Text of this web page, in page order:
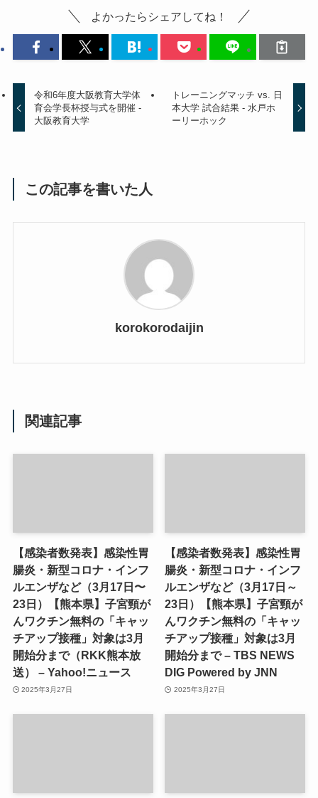
よかったらシェアしてね！
令和6年度大阪教育大学体
育会学長杯授与式を開催 -
大阪教育大学
トレーニングマッチ vs. 日
本大学 試合結果 - 水戸ホ
ーリーホック
この記事を書いた人
korokorodaijin
関連記事
【感染者数発表】感染性胃
腸炎・新型コロナ・インフ
ルエンザなど（3月17日〜
23日）【熊本県】子宮頸が
んワクチン無料の「キャッ
チアップ接種」対象は3月
開始分まで（RKK熊本放
送） – Yahoo!ニュース
2025年3月27日
【感染者数発表】感染性胃
腸炎・新型コロナ・インフ
ルエンザなど（3月17日～
23日）【熊本県】子宮頸が
んワクチン無料の「キャッ
チアップ接種」対象は3月
開始分まで – TBS NEWS
DIG Powered by JNN
2025年3月27日